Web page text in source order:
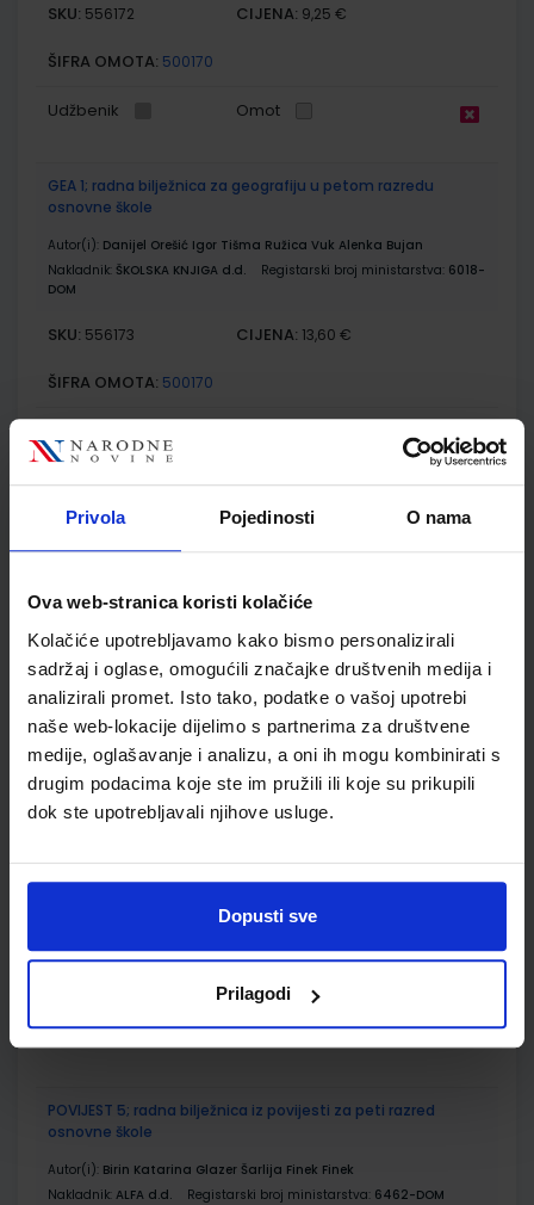
Privola Pojedinosti O nama
Ova web-stranica koristi kolačiće
Kolačiće upotrebljavamo kako bismo personalizirali
sadržaj i oglase, omogućili značajke društvenih medija i
analizirali promet. Isto tako, podatke o vašoj upotrebi
naše web-lokacije dijelimo s partnerima za društvene
medije, oglašavanje i analizu, a oni ih mogu kombinirati s
drugim podacima koje ste im pružili ili koje su prikupili
dok ste upotrebljavali njihove usluge.
Dopusti sve
Prilagodi
SKU: 556172 CIJENA: 9,25 €
ŠIFRA OMOTA: 500170
Udžbenik Omot
GEA 1; radna bilježnica za geografiju u petom razredu
osnovne škole
Autor(i): Danijel Orešić Igor Tišma Ružica Vuk Alenka Bujan
Nakladnik: ŠKOLSKA KNJIGA d.d. Registarski broj ministarstva: 6018-
DOM
SKU: 556173 CIJENA: 13,60 €
ŠIFRA OMOTA: 500170
GEA 1; nastavni listići za samovrednovanje i razumijevanje
geografskih vještina
Registarski broj ministarstva:
SKU:556521 CIJENA:12,00 €
ŠIFRA OMOTA:
Udžbenik
POVIJEST 5; udžbenik iz povijesti za peti razred osnovne
Autor(i):Birin Glazer Šarlija A.Finek D.Finek
Udžbenik Omot
POVIJEST 5; radna bilježnica iz povijesti za peti razred
osnovne škole
Autor(i): Birin Katarina Glazer Šarlija Finek Finek
Nakladnik: ALFA d.d. Registarski broj ministarstva: 6462-DOM